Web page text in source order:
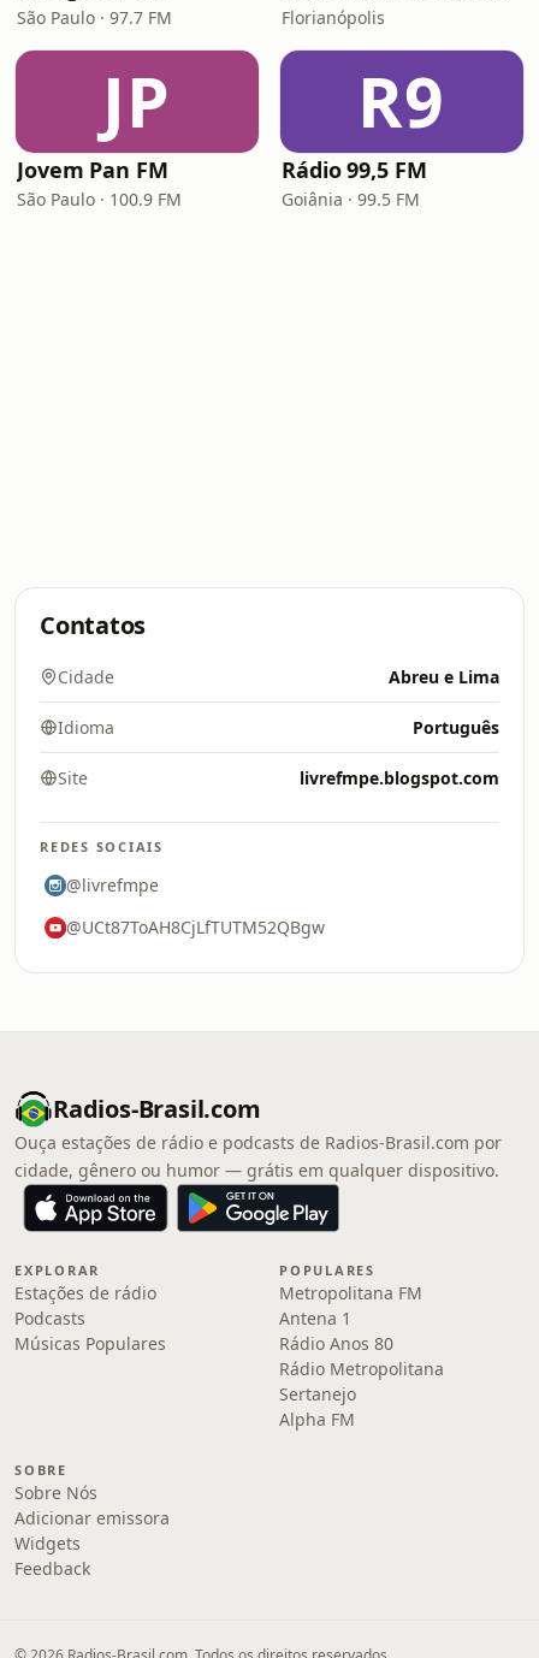
São Paulo · 97.7 FM Florianópolis
JP
Jovem Pan FM
São Paulo · 100.9 FM
R9
Rádio 99,5 FM
Goiânia · 99.5 FM
Contatos
Cidade Abreu e Lima
Idioma Português
Site livrefmpe.blogspot.com
REDES SOCIAIS
@livrefmpe
@UCt87ToAH8CjLfTUTM52QBgw
Radios-Brasil.com
Ouça estações de rádio e podcasts de Radios-Brasil.com por
cidade, gênero ou humor — grátis em qualquer dispositivo.
EXPLORAR
Estações de rádio
Podcasts
Músicas Populares
POPULARES
Metropolitana FM
Antena 1
Rádio Anos 80
Rádio Metropolitana
Sertanejo
Alpha FM
SOBRE
Sobre Nós
Adicionar emissora
Widgets
Feedback